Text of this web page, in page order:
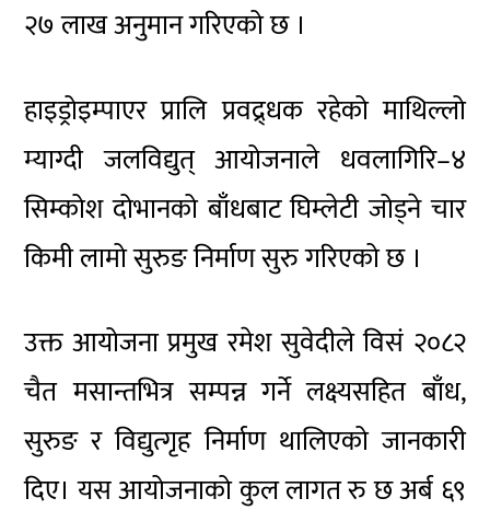
२७ लाख अनुमान गरिएको छ ।
हाइड्रोइम्पाएर प्रालि प्रवद्र्धक रहेको माथिल्लो
म्याग्दी जलविद्युत् आयोजनाले धवलागिरि–४
सिम्कोश दोभानको बाँधबाट घिम्लेटी जोड्ने चार
किमी लामो सुरुङ निर्माण सुरु गरिएको छ ।
उक्त आयोजना प्रमुख रमेश सुवेदीले विसं २०८२
चैत मसान्तभित्र सम्पन्न गर्ने लक्ष्यसहित बाँध,
सुरुङ र विद्युत्गृह निर्माण थालिएको जानकारी
दिए। यस आयोजनाको कुल लागत रु छ अर्ब ६९